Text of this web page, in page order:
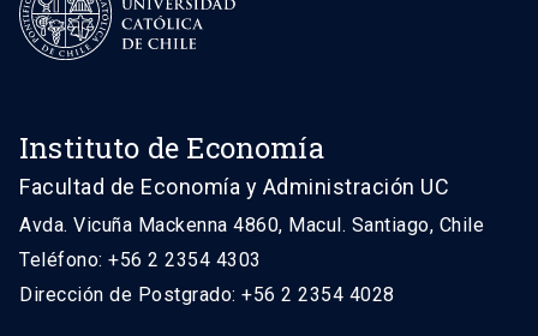
Instituto de Economía
Facultad de Economía y Administración UC
Avda. Vicuña Mackenna 4860, Macul. Santiago, Chile
Teléfono: +56 2 2354 4303
Dirección de Postgrado: +56 2 2354 4028